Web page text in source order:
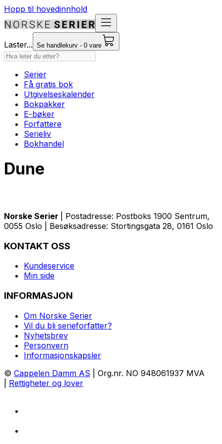
Hopp til hovedinnhold
Laster... Se handlekurv - 0 vare
Serier
Få gratis bok
Utgivelseskalender
Bokpakker
E-bøker
Forfattere
Serieliv
Bokhandel
Dune
Norske Serier
| Postadresse: Postboks 1900 Sentrum,
0055 Oslo | Besøksadresse: Stortingsgata 28, 0161 Oslo
KONTAKT OSS
Kundeservice
Min side
INFORMASJON
Om Norske Serier
Vil du bli serieforfatter?
Nyhetsbrev
Personvern
Informasjonskapsler
© Cappelen Damm AS | Org.nr. NO 948061937 MVA
Rettigheter og lover